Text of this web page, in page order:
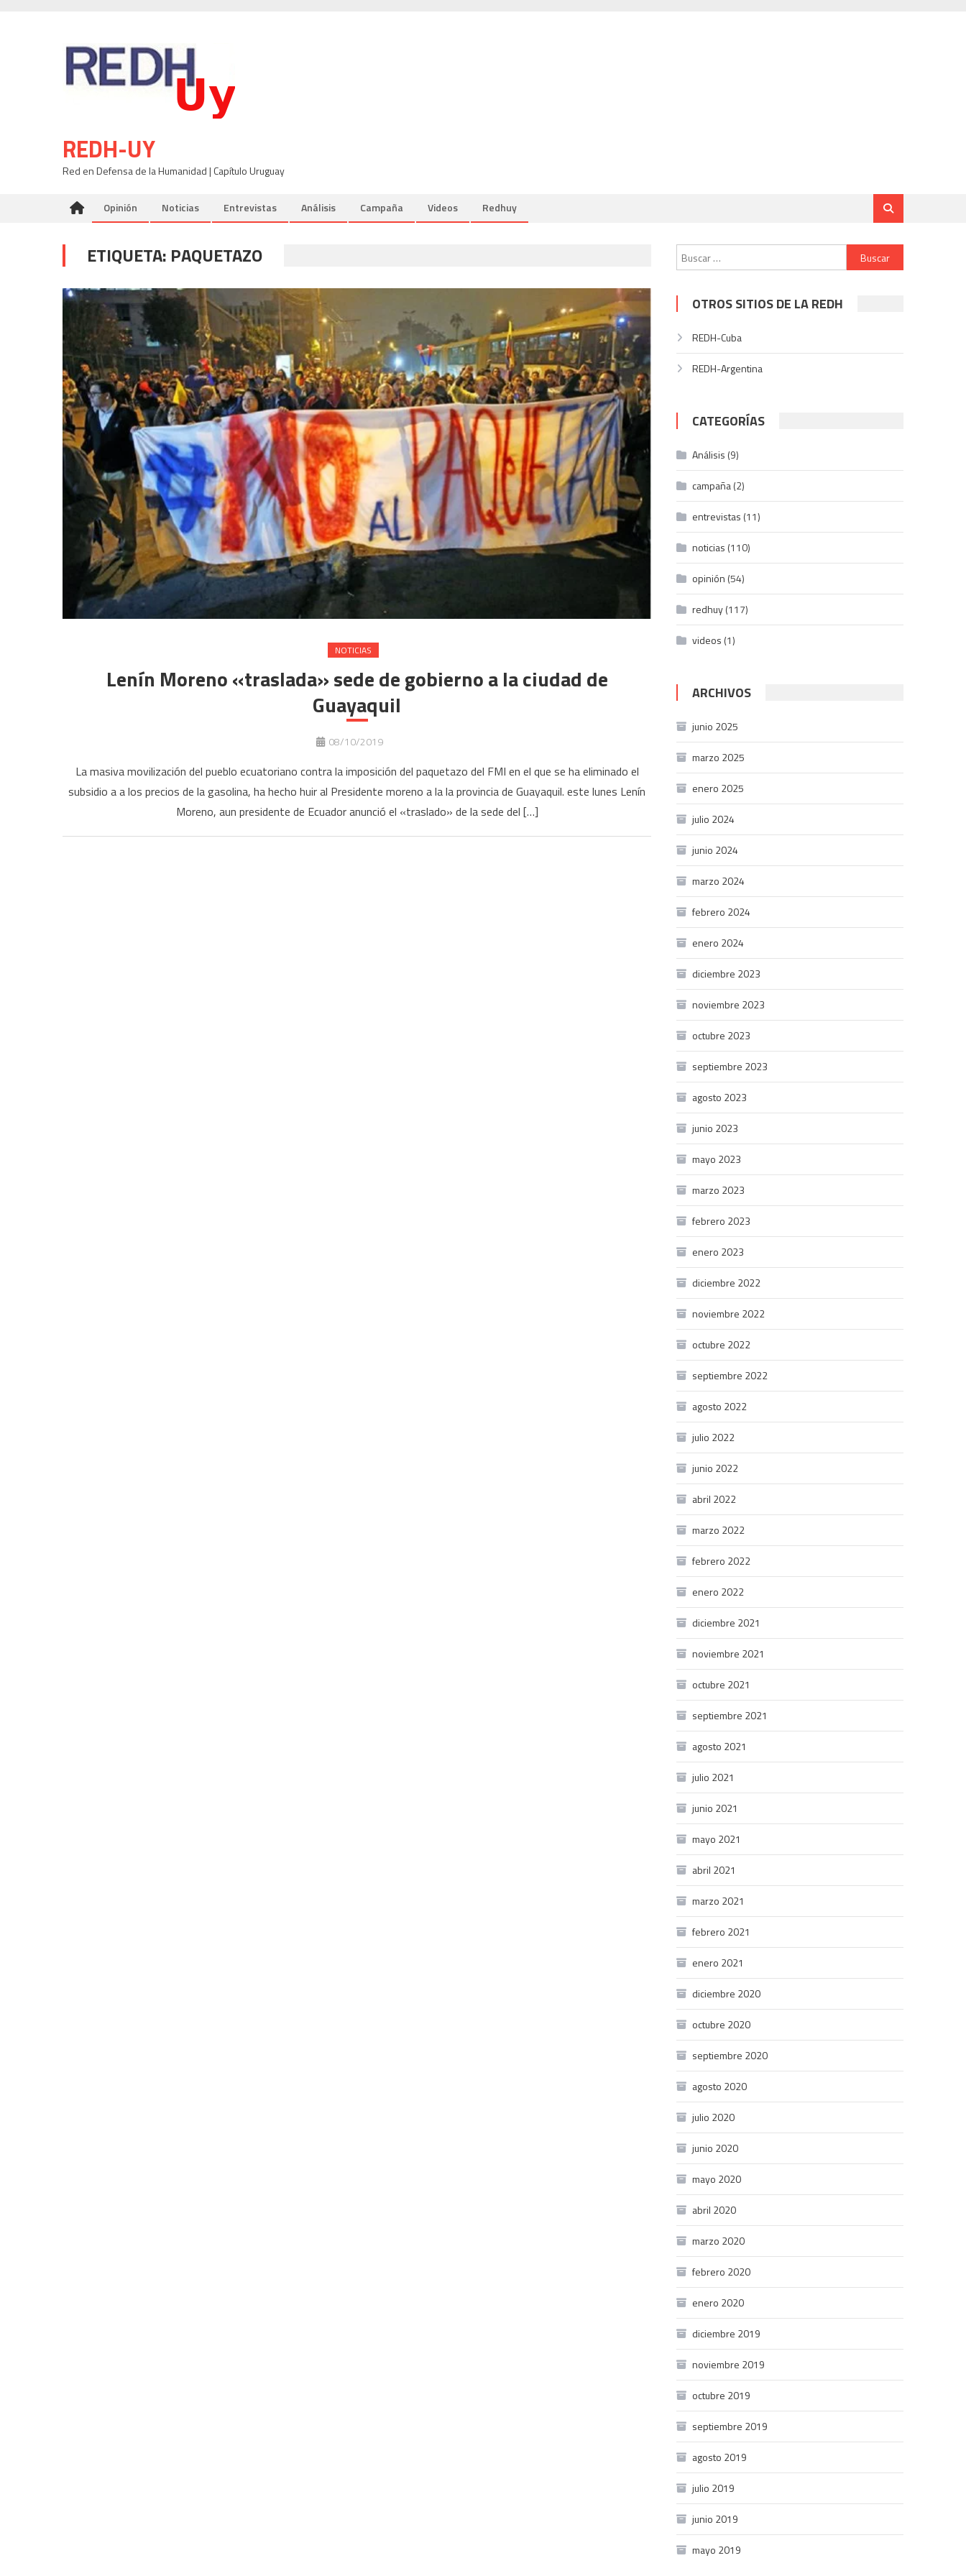
REDH-UY
Red en Defensa de la Humanidad | Capítulo Uruguay
Opinión Noticias Entrevistas Análisis Campaña Videos Redhuy
ETIQUETA: PAQUETAZO
NOTICIAS
Lenín Moreno «traslada» sede de gobierno a la ciudad de
Guayaquil
08/10/2019
La masiva movilización del pueblo ecuatoriano contra la imposición del paquetazo del FMI en el que se ha eliminado el
subsidio a a los precios de la gasolina, ha hecho huir al Presidente moreno a la la provincia de Guayaquil. este lunes Lenín
Moreno, aun presidente de Ecuador anunció el «traslado» de la sede del […]
Buscar:
OTROS SITIOS DE LA REDH
REDH-Cuba
REDH-Argentina
CATEGORÍAS
Análisis (9)
campaña(2)
entrevistas (11)
noticias (110)
opinión (54)
redhuy(117)
videos (1)
ARCHIVOS
junio 2025
marzo 2025
enero 2025
julio 2024
junio 2024
marzo 2024
febrero 2024
enero 2024
diciembre 2023
noviembre 2023
octubre 2023
septiembre 2023
agosto 2023
junio 2023
mayo 2023
marzo 2023
febrero 2023
enero 2023
diciembre 2022
noviembre 2022
octubre 2022
septiembre 2022
agosto 2022
julio 2022
junio 2022
abril 2022
marzo 2022
febrero 2022
enero 2022
diciembre 2021
noviembre 2021
octubre 2021
septiembre 2021
agosto 2021
julio 2021
junio 2021
mayo 2021
abril 2021
marzo 2021
febrero 2021
enero 2021
diciembre 2020
octubre 2020
septiembre 2020
agosto 2020
julio 2020
junio 2020
mayo 2020
abril 2020
marzo 2020
febrero 2020
enero 2020
diciembre 2019
noviembre 2019
octubre 2019
septiembre 2019
agosto 2019
julio 2019
junio 2019
mayo 2019